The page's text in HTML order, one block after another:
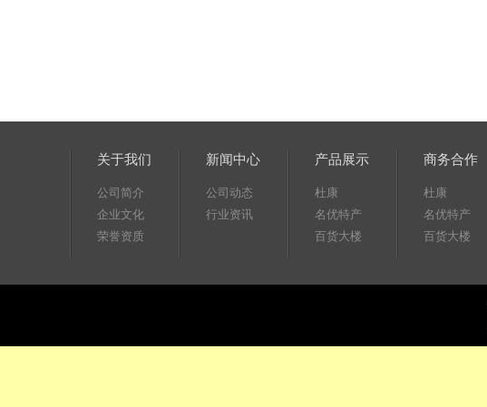
关于我们
公司简介
企业文化
荣誉资质
新闻中心
公司动态
行业资讯
产品展示
杜康
名优特产
百货大楼
商务合作
杜康
名优特产
百货大楼